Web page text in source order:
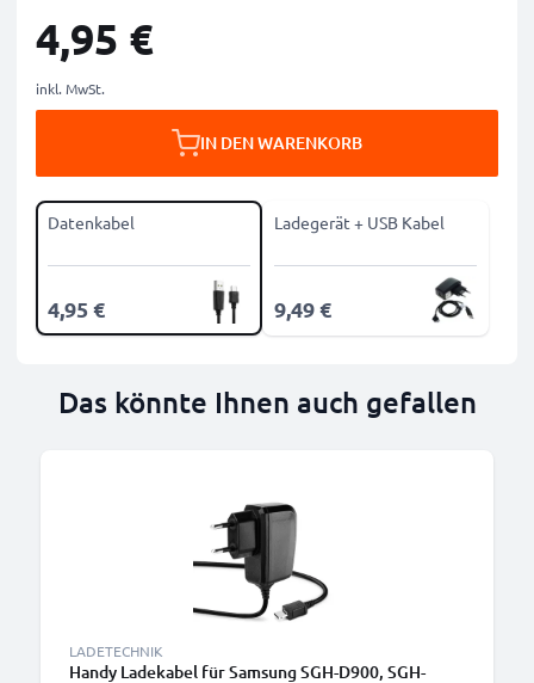
4,95 €
inkl. MwSt.
IN DEN WARENKORB
Datenkabel
4,95 €
Ladegerät + USB Kabel
9,49 €
Das könnte Ihnen auch gefallen
LADETECHNIK
Handy Ladekabel für Samsung SGH-D900, SGH-